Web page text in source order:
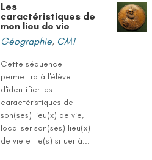
Les
caractéristiques de
mon lieu de vie
Géographie, CM1
Cette séquence
permettra à l'élève
d'identifier les
caractéristiques de
son(ses) lieu(x) de vie,
localiser son(ses) lieu(x)
de vie et le(s) situer à...